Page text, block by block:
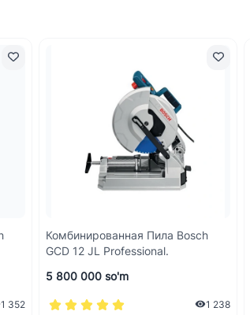
1 352
Комбинированная Пила Bosch
GCD 12 JL Professional.
5 800 000 so'm
1 238